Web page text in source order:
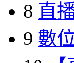
8 直
9 數